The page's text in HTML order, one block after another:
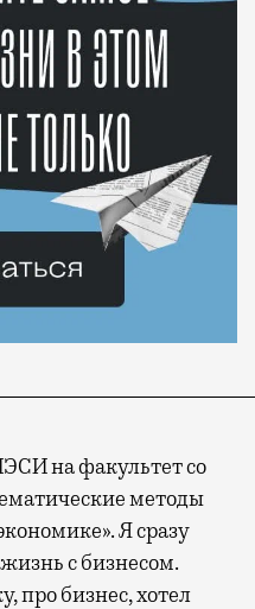
на факультет со
методы
Я сразу
с бизнесом.
про бизнес, хотел